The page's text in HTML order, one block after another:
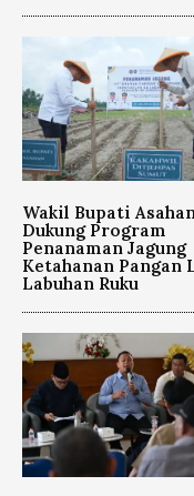
Wakil Bupati
Dukung Program
Penanaman Jagung
Ketahanan Pangan
Labuhan Ruku